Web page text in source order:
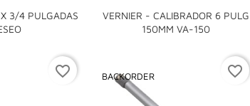
3/4 PULGADAS
VERNIER - CALIBRADOR 6 PULG
150MM VA-150

favorite_border BACKORDER favorite_border